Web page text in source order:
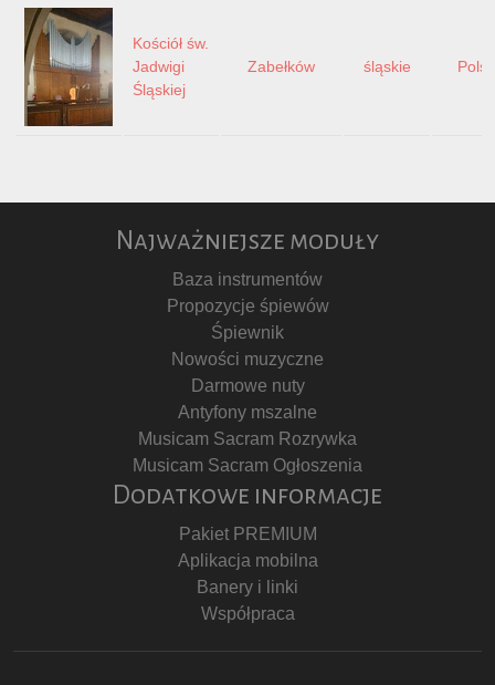
Kościół św.
Jadwigi
Śląskiej
Zabełków śląskie
Najważniejsze moduły
Baza instrumentów
Propozycje śpiewów
Śpiewnik
Nowości muzyczne
Darmowe nuty
Antyfony mszalne
Musicam Sacram Rozrywka
Musicam Sacram Ogłoszenia
Dodatkowe informacje
Pakiet PREMIUM
Aplikacja mobilna
Banery i linki
Współpraca